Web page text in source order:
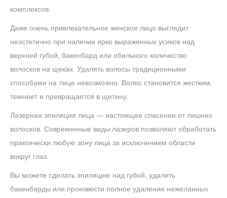
комплексов.
Даже очень привлекательное женское лицо выглядит
неэстетично при наличии ярко выраженных усиков над
верхней губой, бакенбард или обильного количество
волосков на щеках. Удалять волосы традиционными
способами на лице невозможно. Волос становится жестким,
темнеет и превращается в щетину.
Лазерная эпиляция лица — настоящее спасение от лишних
волосков. Современные виды лазеров позволяют обработать
практически любую зону лица за исключением области
вокруг глаз.
Вы можете сделать эпиляцию над губой, удалить
бакенбарды или произвести полное удаление нежеланных